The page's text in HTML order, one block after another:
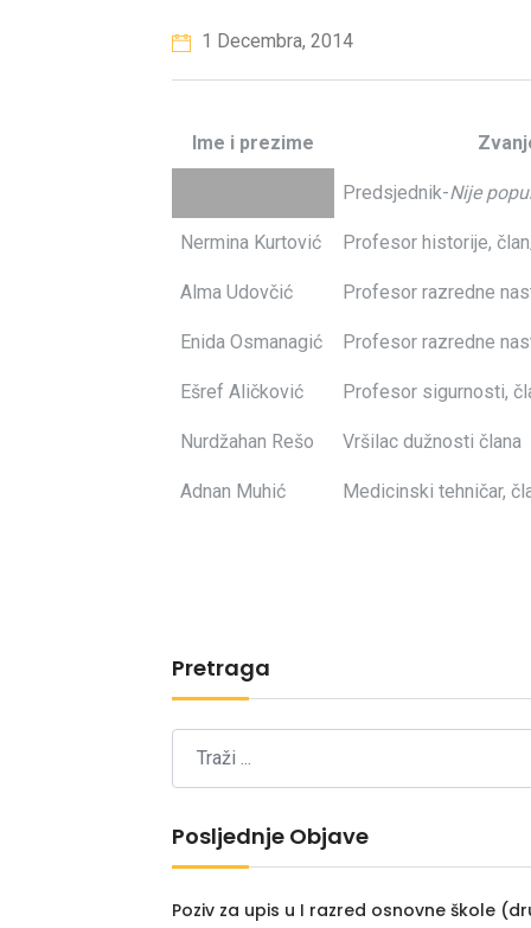
1 Decembra, 2014
Ime i prezime
Predsjednik-Nije
Nermina Kurtović Profesor historije,
Alma Udovčić Profesor razredne
Enida Osmanagić Profesor razredne
Ešref Aličković Profesor sigurnosti,
Nurdžahan Rešo Vršilac dužnosti člana
Adnan Muhić Medicinski tehničar,
Pretraga
Posljednje Objave
Poziv za upis u I razred osnovne škole